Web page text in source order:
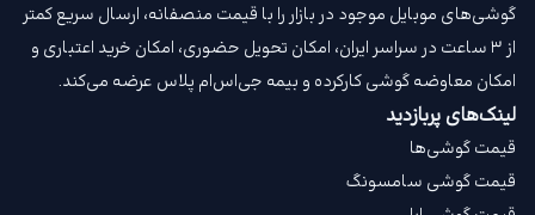
گوشی‌های موبایل موجود در بازار را با قیمت‌ منصفانه، ارسال سریع کمتر
از ۳ ساعت در سراسر ایران، امکان تحویل حضوری، امکان خرید اعتباری و
امکان معاوضه گوشی کارکرده و بیمه جی‌اس‌ام‌ پلاس عرضه می‌کند.
لینک‌های پربازدید
قیمت گوشی‌ها
قیمت گوشی سامسونگ